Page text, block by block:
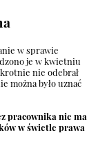
w sprawie
je w kwietniu
nie odebrał
można było uznać
pracownika nie ma
w świetle prawa